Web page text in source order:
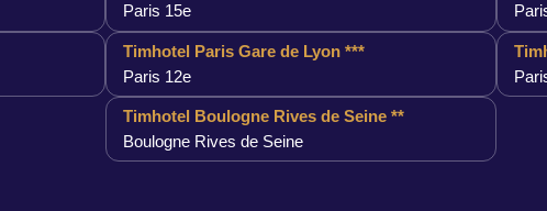
Paris 15e
Timhotel Paris Gare de Lyon ***
Paris 12e
Timhotel Boulogne Rives de Seine **
Boulogne Rives de Seine